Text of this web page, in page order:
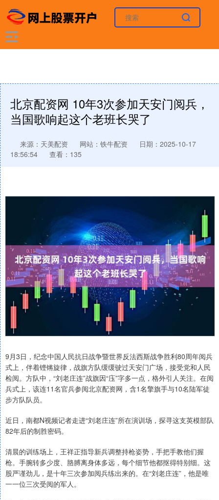
北京配资网 10年3次参加天安门阅兵，
当国歌响起这个老班长哭了
来源：天美配资 网站：铁牛配资
日期：2025-10-17
18:56:54
查看：135
9月3日，纪念中国人民抗日战争暨世界反法西斯战争胜利80周年阅兵
式上，伴着铿锵旋律，战旗方队缓缓驶过天安门广场，接受党和人民
检阅。方队中，“刘老庄连”战旗因“庒”字多一点，格外引人关注。在阅
兵式上，该连11名官兵参阅北京配资网，含1名擎旗手与10名陆军徒
步方队队员。
近日，南都N视频记者走进“刘老庄连”所在演训场，探寻这支英模部队
82年后的制胜密码。
清晨的训练场上，王祥正指导新兵调整持枪姿势，手把手教他们握
枪。手腕转多少度、胳膊离身体多远，每个细节他都抠得特别细。这
股严谨劲儿，是十年三次参加阅兵练出来的。在“刘老庄连”，他是唯
一一位三次受阅的军人。